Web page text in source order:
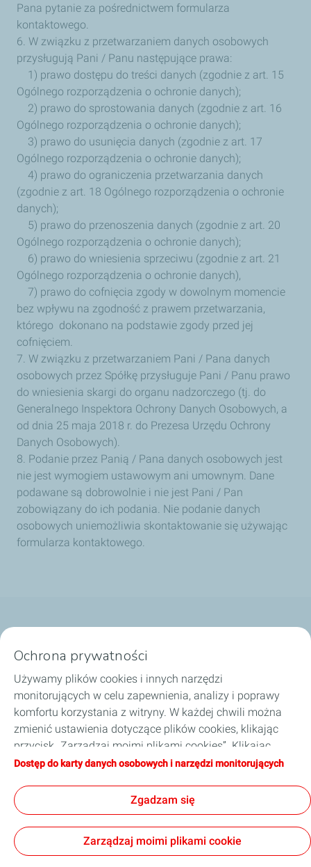
Pana pytanie za pośrednictwem formularza
kontaktowego.
6. W związku z przetwarzaniem danych osobowych
przysługują Pani / Panu następujące prawa:
1) prawo dostępu do treści danych (zgodnie z art. 15
Ogólnego rozporządzenia o ochronie danych);
2) prawo do sprostowania danych (zgodnie z art. 16
Ogólnego rozporządzenia o ochronie danych);
3) prawo do usunięcia danych (zgodnie z art. 17
Ogólnego rozporządzenia o ochronie danych);
4) prawo do ograniczenia przetwarzania danych
(zgodnie z art. 18 Ogólnego rozporządzenia o ochronie
danych);
5) prawo do przenoszenia danych (zgodnie z art. 20
Ogólnego rozporządzenia o ochronie danych);
6) prawo do wniesienia sprzeciwu (zgodnie z art. 21
Ogólnego rozporządzenia o ochronie danych),
7) prawo do cofnięcia zgody w dowolnym momencie
bez wpływu na zgodność z prawem przetwarzania,
którego dokonano na podstawie zgody przed jej
cofnięciem.
7. W związku z przetwarzaniem Pani / Pana danych
osobowych przez Spółkę przysługuje Pani / Panu prawo
do wniesienia skargi do organu nadzorczego (tj. do
Generalnego Inspektora Ochrony Danych Osobowych, a
od dnia 25 maja 2018 r. do Prezesa Urzędu Ochrony
Danych Osobowych).
8. Podanie przez Panią / Pana danych osobowych jest
nie jest wymogiem ustawowym ani umownym. Dane
podawane są dobrowolnie i nie jest Pani / Pan
zobowiązany do ich podania. Nie podanie danych
osobowych uniemożliwia skontaktowanie się używając
formularza kontaktowego.
Dobierz olej
Porady i wskazówki
O TotalEnergies
Zostań naszym partnerem
Informacje prawnePolityka prywatności
Kodeks postępowania TotalEnergies
Ochrona prywatności
Używamy plików cookies i innych narzędzi
monitorujących w celu zapewnienia, analizy i poprawy
komfortu korzystania z witryny. W każdej chwili można
zmienić ustawienia dotyczące plików cookies, klikając
przycisk „Zarządzaj moimi plikami cookies”. Klikając
przycisk „Akceptuję”, wyrażają Państwo zgodę na
kliknięcia przycisku „Odmawiam”, używane będą tylko
techniczne pliki cookies niezbędne do prawidłowego
funkcjonowania strony. Więcej informacji na ten temat
można znaleźć na stronie „Karta danych osobowych i
Dostęp do karty danych osobowych i narzędzi monitorujących
Zgadzam się
Zarządzaj moimi plikami cookie